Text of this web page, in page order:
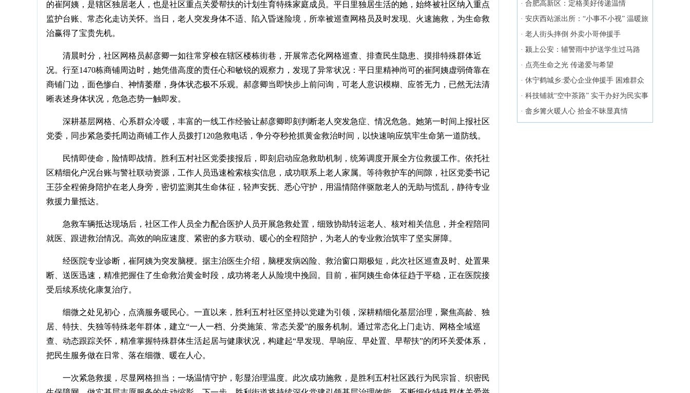
的崔阿姨，是辖区独居老人，也是社区重点关爱帮扶的计划生育特殊家庭成员。平日里独居生活的她，始终被社区纳入重点
监护台账、常态化走访关怀。当日，老人突发身体不适、陷入昏迷险境，所幸被巡查网格员及时发现、火速施救，为生命救
治赢得了宝贵先机。
清晨时分，社区网格员郝彦卿一如往常穿梭在辖区楼栋街巷，开展常态化网格巡查、排查民生隐患、摸排特殊群体近
况。行至1470栋商铺周边时，她凭借高度的责任心和敏锐的观察力，发现了异常状况：平日里精神尚可的崔阿姨虚弱倚靠在
商铺门边，面色惨白、神情萎靡，身体状态极不乐观。郝彦卿当即快步上前问询，可老人意识模糊、应答无力，已然无法清
晰表述身体状况，危急态势一触即发。
深耕基层网格、心系群众冷暖，丰富的一线工作经验让郝彦卿即刻判断老人突发急症、情况危急。她第一时间上报社区
党委，同步紧急委托周边商铺工作人员拨打120急救电话，争分夺秒抢抓黄金救治时间，以快速响应筑牢生命第一道防线。
民情即使命，险情即战情。胜利五村社区党委接报后，即刻启动应急救助机制，统筹调度开展全方位救援工作。依托社
区精细化户况台账与警社联动资源，工作人员迅速检索核实信息，成功联系上老人家属。等待救护车的间隙，社区党委书记
王莎全程俯身陪护在老人身旁，密切监测其生命体征，轻声安抚、悉心守护，用温情陪伴驱散老人的无助与慌乱，静待专业
救援力量抵达。
急救车辆抵达现场后，社区工作人员全力配合医护人员开展急救处置，细致协助转运老人、核对相关信息，并全程陪同
就医、跟进救治情况。高效的响应速度、紧密的多方联动、暖心的全程陪护，为老人的专业救治筑牢了坚实屏障。
经医院专业诊断，崔阿姨为突发脑梗。据主治医生介绍，脑梗发病凶险、救治窗口期极短，此次社区巡查及时、处置果
断、送医迅速，精准把握住了生命救治黄金时段，成功将老人从险境中挽回。目前，崔阿姨生命体征趋于平稳，正在医院接
受后续系统化康复治疗。
细微之处见初心，点滴服务暖民心。一直以来，胜利五村社区坚持以党建为引领，深耕精细化基层治理，聚焦高龄、独
居、特扶、失独等特殊老年群体，建立“一人一档、分类施策、常态关爱”的服务机制。通过常态化上门走访、网格全域巡
查、动态跟踪关怀，精准掌握特殊群体生活起居与健康状况，构建起“早发现、早响应、早处置、早帮扶”的闭环关爱体系，
把民生服务做在日常、落在细微、暖在人心。
一次紧急救援，尽显网格担当；一场温情守护，彰显治理温度。此次成功施救，是胜利五村社区践行为民宗旨、织密民
· 合肥高新区：定格美好传递温情
· 安庆西站派出所：“小事不小视” 温暖旅
客回家路
· 老人街头摔倒 外卖小哥伸援手
· 颍上公安：辅警雨中护送学生过马路
· 点亮生命之光 传递爱与希望
· 休宁鹤城乡:爱心企业伸援手 困难群众
获赠“惠民保”
· 科技铺就“空中茶路” 实干办好为民实事
· 畲乡篝火暖人心 拾金不昧显真情